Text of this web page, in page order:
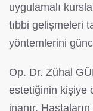
uygulamalı
tıbbi gelişmeleri
yöntemlerini
Op. Dr. Zühal
estetiğinin kişiye
inanır.